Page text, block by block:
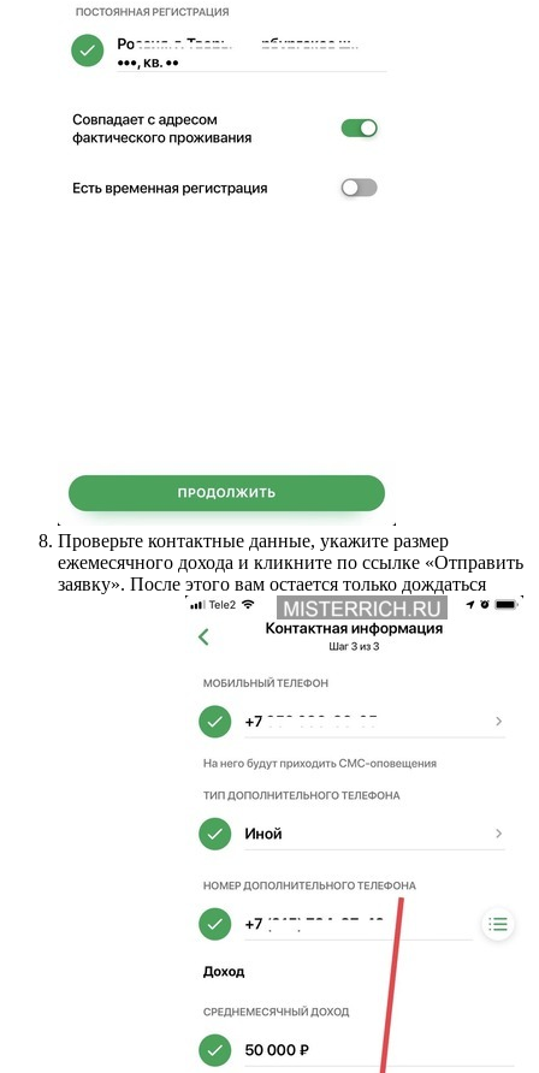
Проверьте контактные данные, укажите размер
ежемесячного дохода и кликните по ссылке «Отправить
заявку». После этого вам остается только дождаться